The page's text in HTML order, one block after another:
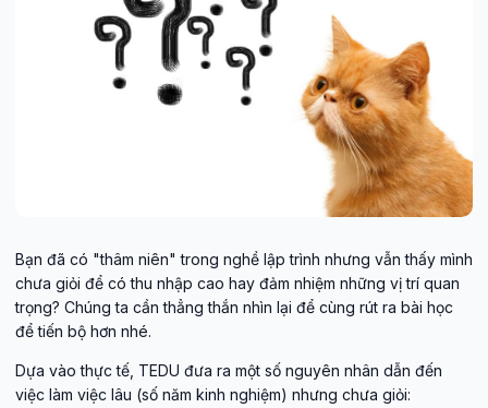
Bạn đã có "thâm niên" trong nghề lập trình nhưng vẫn thấy mình
chưa giỏi để có thu nhập cao hay đảm nhiệm những vị trí quan
trọng? Chúng ta cần thẳng thắn nhìn lại để cùng rút ra bài học
để tiến bộ hơn nhé.
Dựa vào thực tế, TEDU đưa ra một số nguyên nhân dẫn đến
việc làm việc lâu (số năm kinh nghiệm) nhưng chưa giỏi: